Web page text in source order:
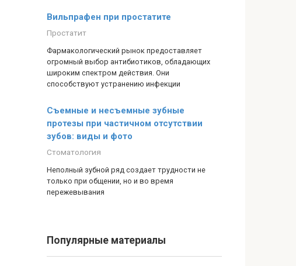
Вильпрафен при простатите
Простатит
Фармакологический рынок предоставляет
огромный выбор антибиотиков, обладающих
широким спектром действия. Они
способствуют устранению инфекции
Съемные и несъемные зубные
протезы при частичном отсутствии
зубов: виды и фото
Стоматология
Неполный зубной ряд создает трудности не
только при общении, но и во время
пережевывания
Популярные материалы